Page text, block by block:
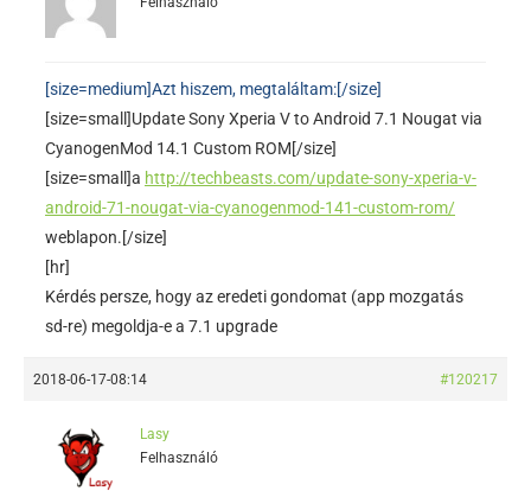
[size=medium]Azt hiszem, megtaláltam:[/size]
[size=small]Update Sony Xperia V to Android 7.1 Nougat via
CyanogenMod 14.1 Custom ROM[/size]
[size=small]a http://techbeasts.com/update-sony-xperia-v-
android-71-nougat-via-cyanogenmod-141-custom-rom/
weblapon.[/size]
[hr]
Kérdés persze, hogy az eredeti gondomat (app mozgatás
sd-re) megoldja-e a 7.1 upgrade
2018-06-17-08:14 #120217
Lasy
Felhasználó